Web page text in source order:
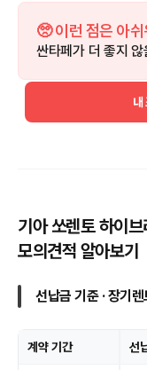
🥺 이런 점은 아
싼타페가 더 좋지
내
기아 쏘렌토 하이
모의견적 알아보기
선납금 기준 · 장기
계약 기간 선